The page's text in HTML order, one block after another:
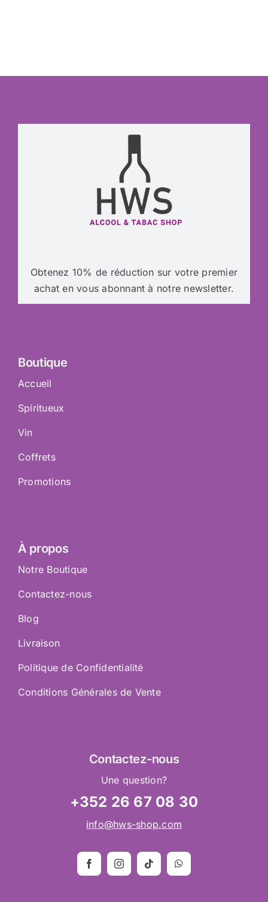
Obtenez 10% de réduction sur votre premier
achat en vous abonnant à notre newsletter.
Boutique
Accueil
Spiritueux
Vin
Coffrets
Promotions
À propos
Notre Boutique
Contactez-nous
Blog
Livraison
Politique de Confidentialité
Conditions Générales de Vente
Contactez-nous
Une question?
+352 26 67 08 30
info@hws-shop.com